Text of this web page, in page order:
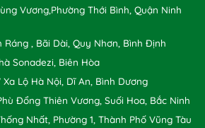
Vương,Phường Thới Bình, Quận Ninh
Ráng , Bãi Dài, Quy Nhơn, Bình Định
Sonadezi, Biên Hòa
Lộ Hà Nội, Dĩ An, Bình Dương
Đổng Thiên Vương, Suối Hoa, Bắc Ninh
Nhất, Phường 1, Thành Phố Vũng Tàu